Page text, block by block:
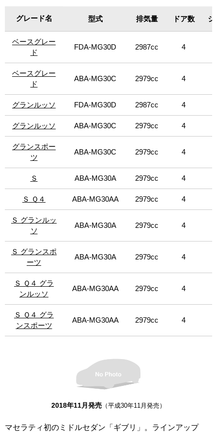
テアリングホイールとパドルスイッチを含むインテリアカ
テリアでは、マセラティのラインアップに初めて導入され
るパンチングレザー(本革)による赤と黒のツートンインテリ
アが、類いまれなる個性を際立て、さらに、コンソールの
定のこのリミテッドシリーズの独自性や希少性をアピール
する。「ベースグレード（ガソリンエンジン）」、「S」は
左右、「ベースグレード（ディーゼルエンジン）」、「リ
ベッレ」は右ハンドル、「S Q4」は左ハンドルの設定。
パクトでスポーティーでありながら、パワフルなパフォー
マンスを実現。卓越した性能、操縦性、豪華さ、そして革
新的なイタリアンデザインを採用する。エンジンは、排出
ガス低減や燃費向上が見込まれる「スタート＆ストップ機
能」を全グレードに標準装備。インテリアは、新デザイン
のシフトレバーを導入。この新しいシフトレバーは、直感
的な操作ができるようになっただけでなく、ストロークを
短縮するとともに、コントロール性も向上。シフトレバー
らマニュアルモードに切り替わる。さらに、Pボタンを新た
に設定したことで、容易にパーキングモードにシフトでき
ホイール、フルグレイン・ピエノ・フィオーレナチュラ
ル・レザーと新しいトリムを採用。アダプティブ・フル・
LEDヘッドライトを「グランルッソ」と「グランスポー
ツ」に標準装備した。今回、消費税変更に伴い、価格変更
を行った。「ベースグレード（ガソリンエンジン）」、
「S」は左右、「ベースグレード（ディーゼルエンジン）」
は右ハンドル、「S Q4」は左ハンドルの設定。
グレード名
ベースグレー
ド
ベースグレー
ド
グランルッソ
グランルッソ
グランスポー
ツ
Ｓ
Ｓ Ｑ４
Ｓ グランルッ
ソ
Ｓ グランスポ
ーツ
Ｓ Ｑ４ グラ
ンルッソ
Ｓ Ｑ４ グラ
ンスポーツ
グレード名 型式 排気量 ドア数 シ
ベースグレー
ド
FDA-MG30D 2987cc 4
ベースグレー
ド
ABA-MG30C 2979cc 4
グランルッソ FDA-MG30D 2987cc 4
グランルッソ ABA-MG30C 2979cc 4
グランスポー
ツ
ABA-MG30C 2979cc 4
Ｓ ABA-MG30A 2979cc 4
Ｓ Ｑ４ ABA-MG30AA 2979cc 4
Ｓ グランルッ
ソ
ABA-MG30A 2979cc 4
Ｓ グランスポ
ーツ
ABA-MG30A 2979cc 4
Ｓ Ｑ４ グラ
ンルッソ
ABA-MG30AA 2979cc 4
Ｓ Ｑ４ グラ
ンスポーツ
ABA-MG30AA 2979cc 4
2018年11月発売 （平成30年11月発売）
マセラティ初のミドルセダン「ギブリ」。ラインアップ